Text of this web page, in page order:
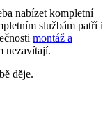
nabízet kompletní
službám patří i
montáž a
nezavítají.
děje.